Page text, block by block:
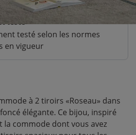
testé
testé selon les normes
en vigueur
à 2 tiroirs «Roseau» dans
élégante. Ce bijou, inspiré
la commode dont vous avez